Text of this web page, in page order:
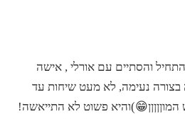
והסתיים עם אורלי , אישה
נעימה, לא מעט שיחות עד
המוןןןןן😁)והיא פשוט לא התייאשה!